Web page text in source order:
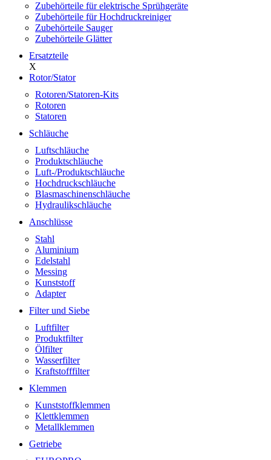
Zubehörteile für elektrische Sprühgeräte
Zubehörteile für Hochdruckreiniger
Zubehörteile Sauger
Zubehörteile Glätter
Ersatzteile
X
Rotor/Stator
Rotoren/Statoren-Kits
Rotoren
Statoren
Schläuche
Luftschläuche
Produktschläuche
Luft-/Produktschläuche
Hochdruckschläuche
Blasmaschinenschläuche
Hydraulikschläuche
Anschlüsse
Stahl
Aluminium
Edelstahl
Messing
Kunststoff
Adapter
Filter und Siebe
Luftfilter
Produktfilter
Ölfilter
Wasserfilter
Kraftstofffilter
Klemmen
Kunststoffklemmen
Klettklemmen
Metallklemmen
Getriebe